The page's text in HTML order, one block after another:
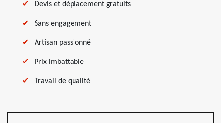
Devis et déplacement gratuits
Sans engagement
Artisan passionné
Prix imbattable
Travail de qualité